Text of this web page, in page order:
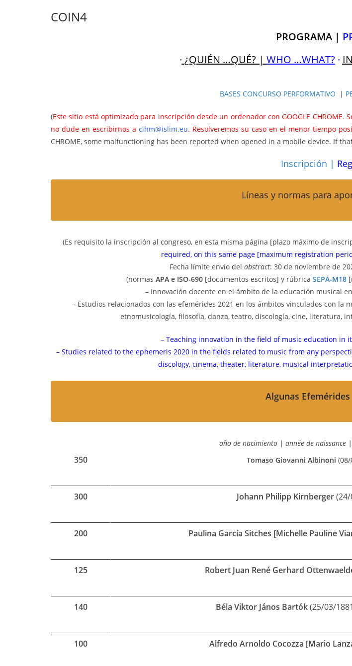
COIN4
PROGRAMA |
· ¿QUIÉN …QUÉ? | WHO …WHAT? ·
BASES CONCURSO PERFORMATIVO |
(Este sitio está optimizado para inscripción desde un ordenador con GOOGLE
no dude en escribirnos a cihm@islim.eu. Resolveremos su caso en el menor tiempo
CHROME, some malfunctioning has been reported when opened in a mobile device. If
Inscripción |
Líneas y normas para
(Es requisito la inscripción al congreso, en esta misma página [plazo máximo de
required, on this same page [maximum registration
Fecha límite envío del abstract: 30 de noviembre de
(normas APA e ISO-690[documentos escritos] y rúbrica SEPA-M18
– Innovación docente en el ámbito de la educación musical
– Estudios relacionados con las efemérides 2021 en los ámbitos vinculados con
etnomusicología, filosofía, danza, teatro, discología, cine, literatura,
– Teaching innovation in the field of music education
– Studies related to the ephemeris 2020 in the fields related to music from any
discology, cinema, theater, literature, musical
Algunas
año de nacimiento | année de
350 Tomaso Giovanni Albinoni
300 Johann Philipp Kirnberger
200 Paulina García Sitches [Michelle Pauline
125 Robert Juan René Gerhard
140 Béla Viktor János Bartók(25/03/
100 Alfredo Arnoldo Cocozza [Mario